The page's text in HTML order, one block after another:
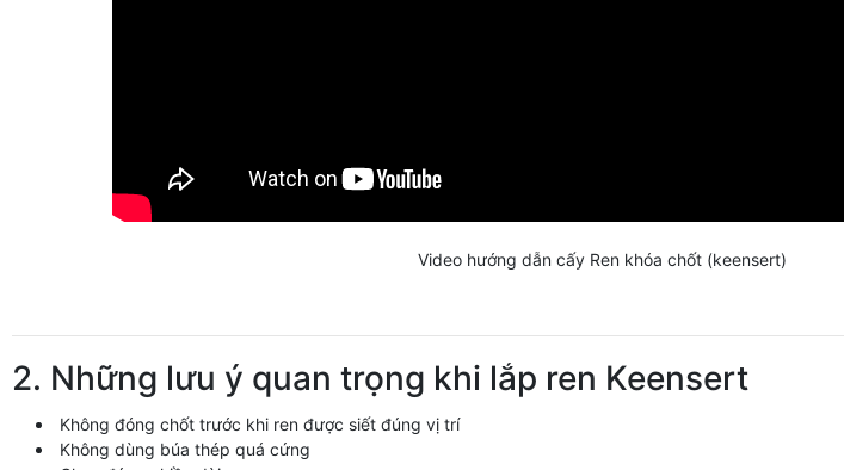
Video hướng dẫn cấy Ren khóa chốt (keensert)
2. Những lưu ý quan trọng khi lắp ren Keensert
Không đóng chốt trước khi ren được siết đúng vị trí
Không dùng búa thép quá cứng